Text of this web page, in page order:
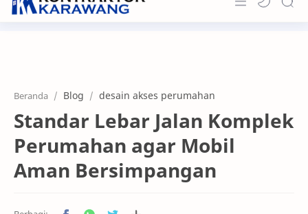
Portfolio
News & Info
Contact
Beranda Blog desain akses perumahan
Standar Lebar Jalan Komplek
Perumahan agar Mobil
Aman Bersimpangan